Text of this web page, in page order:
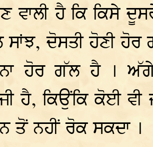
ਵਾਲੀ ਹੈ ਕਿ ਕਿਸੇ
ਸਾਂਝ, ਦੋਸਤੀ ਹੋਣੀ
ਹੋਰ ਗੱਲ ਹੈ ।
ਹੈ, ਕਿਉਂਕਿ ਕੋਈ ਵੀ
ਤੋਂ ਨਹੀਂ ਰੋਕ ਸਕਦਾ ।